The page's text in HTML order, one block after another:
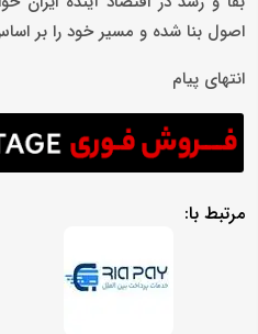
اصول بنا شده و مسیر خود را بر
انتهای پیام
مرتبط با: